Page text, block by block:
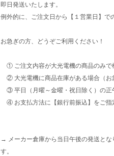
即日発送いたします。
例外的に、ご注文日から【１営業日】で
お急ぎの方、どうぞご利用ください！
① ご注文内容が大光電機の商品のみで
② 大光電機に商品在庫がある場合（お
③ 平日（月曜～金曜・祝日除く）の正
④ お支払方法に【銀行前振込】をご指
→ メーカー倉庫から当日午後の発送と
す。